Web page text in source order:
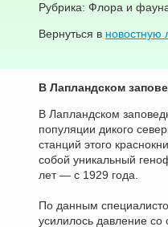
Рубрика: Флора и
Вернуться в новостную
В Лапландском
В Лапландском
популяции дикого
станций этого
собой уникальный
лет — с 1929 года.
По данным
усилилось давление со